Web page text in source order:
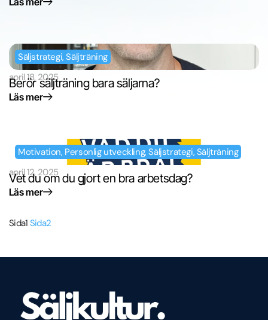
Säljstrategi,Säljträning
april 18, 2025
Berör säljträning bara säljarna?
Läs mer
Motivation, Personlig utveckling,Säljstrategi, Säljträning
april 12, 2025
Vet du om du gjort en bra arbetsdag?
Läs mer
Sida1 Sida2